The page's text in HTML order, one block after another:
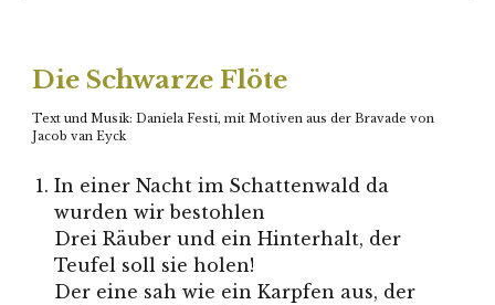
Die Schwarze Flöte
Text und Musik: Daniela Festi, mit Motiven aus der Bravade von
Jacob van Eyck
In einer Nacht im Schattenwald da
wurden wir bestohlen
Drei Räuber und ein Hinterhalt, der
Teufel soll sie holen!
Der eine sah wie ein Karpfen aus, der